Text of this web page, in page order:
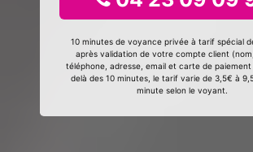
10 minutes de voyance privée à tarif spécial
après validation de votre compte client
téléphone, adresse, email et carte de
delà des 10 minutes, le tarif varie de 3,5€ à
minute selon le voyant.